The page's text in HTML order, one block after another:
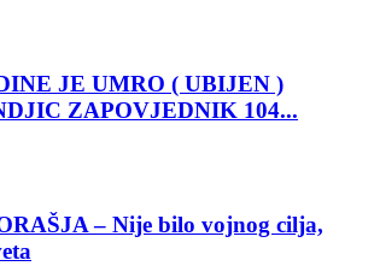
JE UMRO ( UBIJEN )
ZAPOVJEDNIK 104...
– Nije bilo vojnog cilja,